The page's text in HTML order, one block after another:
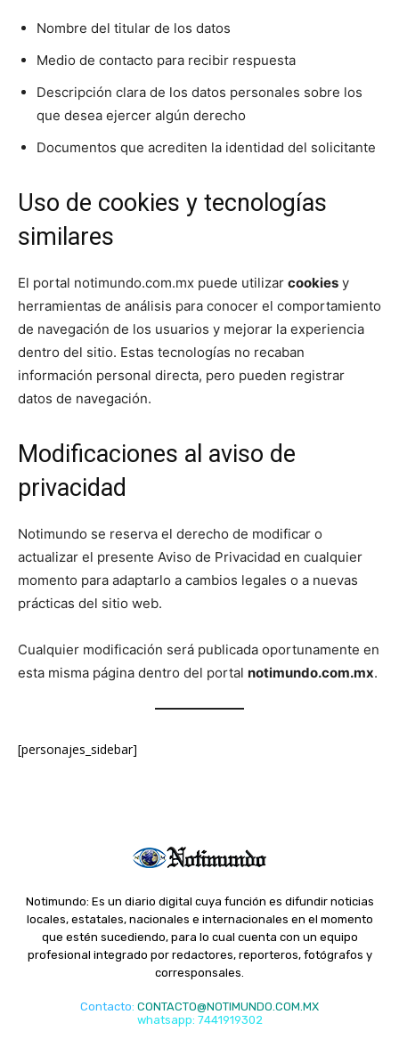
Nombre del titular de los datos
Medio de contacto para recibir respuesta
Descripción clara de los datos personales sobre los
que desea ejercer algún derecho
Documentos que acrediten la identidad del solicitante
Uso de cookies y tecnologías
similares
El portal notimundo.com.mx puede utilizar cookies y
herramientas de análisis para conocer el comportamiento
de navegación de los usuarios y mejorar la experiencia
dentro del sitio. Estas tecnologías no recaban
información personal directa, pero pueden registrar
datos de navegación.
Modificaciones al aviso de
privacidad
Notimundo se reserva el derecho de modificar o
actualizar el presente Aviso de Privacidad en cualquier
momento para adaptarlo a cambios legales o a nuevas
prácticas del sitio web.
Cualquier modificación será publicada oportunamente en
esta misma página dentro del portal notimundo.com.mx.
[personajes_sidebar]
Notimundo: Es un diario digital cuya función es difundir noticias
locales, estatales, nacionales e internacionales en el momento
que estén sucediendo, para lo cual cuenta con un equipo
profesional integrado por redactores, reporteros, fotógrafos y
corresponsales.
Contacto: CONTACTO@NOTIMUNDO.COM.MX
whatsapp: 7441919302